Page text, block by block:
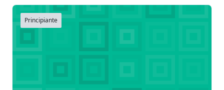
Principiante